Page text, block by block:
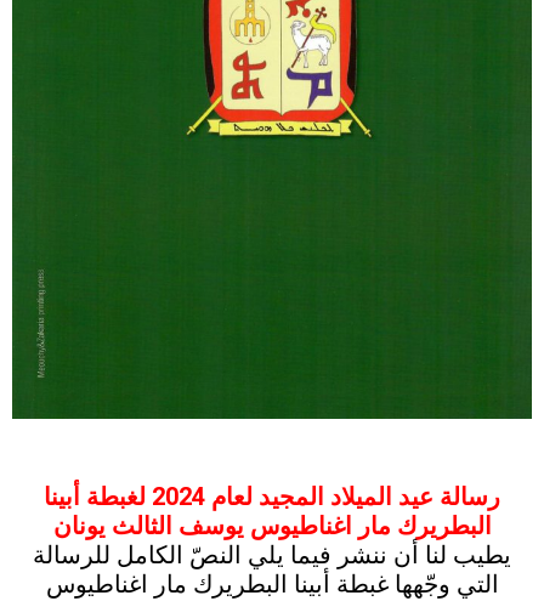
رسالة عيد الميلاد المجيد لعام 2024 لغبطة أبينا
البطريرك مار اغناطيوس يوسف الثالث يونان
يطيب لنا أن ننشر فيما يلي النصّ الكامل للرسالة
التي وجّهها غبطة أبينا البطريرك مار اغناطيوس